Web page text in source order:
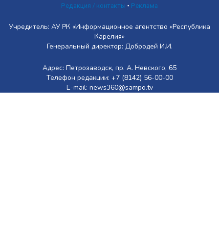
Редакция / контакты • Реклама
Учредитель: АУ РК «Информационное агентство «Республика
Карелия»
Генеральный директор: Добродей И.И.
Адрес: Петрозаводск, пр. А. Невского, 65
Телефон редакции: +7 (8142) 56-00-00
E-mail: news360@sampo.tv